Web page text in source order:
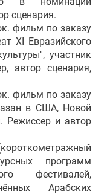
сценария.
фильм по заказу
ХI Евразийского
участник
автор сценария,
фильм по заказу
в США, Новой
Режиссер и автор
программ
фестивалей,
Арабских